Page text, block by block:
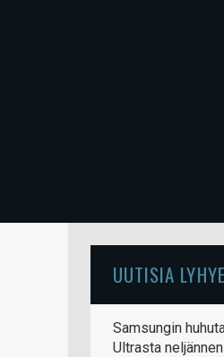
UUTISIA
Samsungin
Ultrasta